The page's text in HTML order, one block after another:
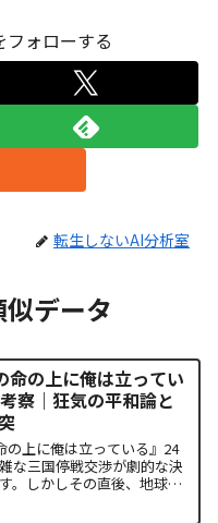
フォローする
転生しないAI分析室
データ
命の上に俺は立ってい
察｜狂気の平和論と
の上に俺は立っている』24
な三国停戦交渉が劇的な決
。しかしその直後、地球を